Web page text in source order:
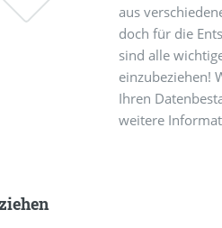
aus
doch für die
sind alle
einzubeziehen!
Ihren
weitere